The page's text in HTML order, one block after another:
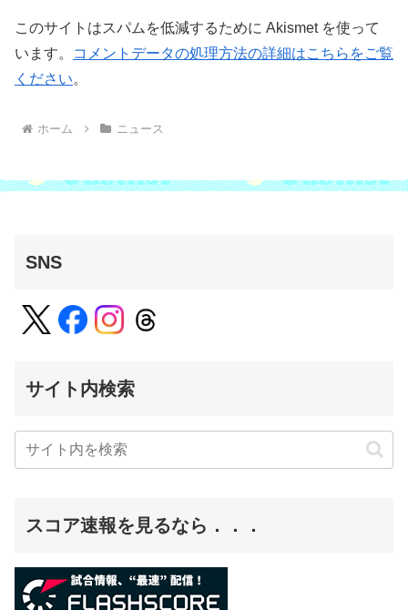
このサイトはスパムを低減するために Akismet を使って
います。
コメントデータの処理方法の詳細はこちらをご覧
ください。
ホーム ニュース
SNS
サイト内検索
スコア速報を見るなら．．．